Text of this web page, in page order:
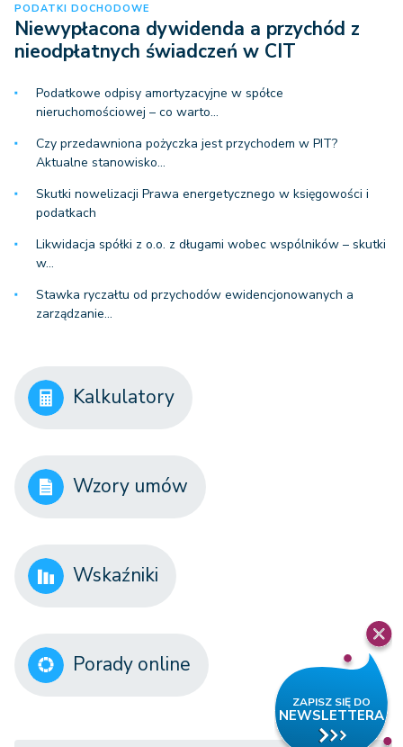
PODATKI DOCHODOWE
Niewypłacona dywidenda a przychód z
nieodpłatnych świadczeń w CIT
Podatkowe odpisy amortyzacyjne w spółce
nieruchomościowej – co warto…
Czy przedawniona pożyczka jest przychodem w PIT?
Aktualne stanowisko…
Skutki nowelizacji Prawa energetycznego w księgowości i
podatkach
Likwidacja spółki z o.o. z długami wobec wspólników – skutki
w…
Stawka ryczałtu od przychodów ewidencjonowanych a
zarządzanie…
Kalkulatory
Wzory umów
Wskaźniki
Porady online